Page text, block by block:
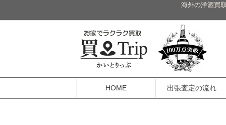
海外の洋酒買
HOME 出張査定の流れ